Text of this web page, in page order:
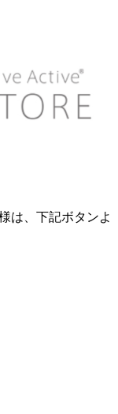
は、下記ボタンよ